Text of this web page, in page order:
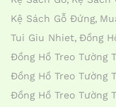
Kệ Sách Gỗ Đứng
Tui Giu Nhiet Đồng
Đồng Hồ Treo Tường
Đồng Hồ Treo Tường
Đồng Hồ Treo Tường